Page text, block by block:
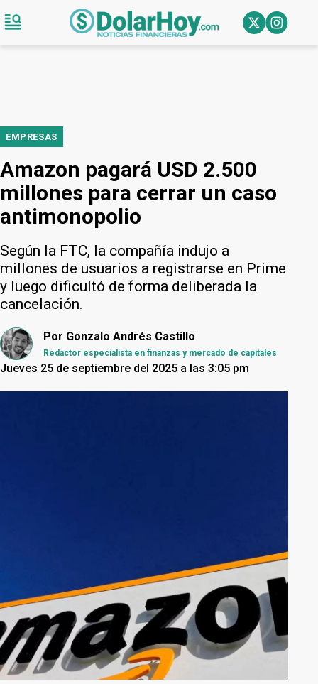
EMPRESAS
Amazon pagará USD 2.500
millones para cerrar un caso
antimonopolio
Según la FTC, la compañía indujo a
millones de usuarios a registrarse en Prime
y luego dificultó de forma deliberada la
cancelación.
Por Gonzalo Andrés Castillo
Redactor especialista en finanzas y mercado de capitales
Jueves 25 de septiembre del 2025 a las 3:05 pm